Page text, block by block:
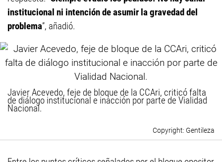
institucional ni intención de asumir la gravedad del
problema”, añadió.
Javier Acevedo, feje de bloque de la CCAri, criticó falta
de diálogo institucional e inacción por parte de Vialidad
Nacional.
Gentileza